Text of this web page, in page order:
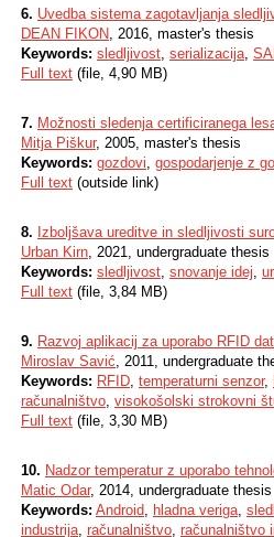
6. Uvedba sistema zagotavljanja
DEAN FIKON, 2016, master's thesis
Keywords: sledljivost, serializacija,
Full text (file, 4,90 MB)
7. Možnosti sledenja certificiranega
Mitja Piškur, 2005, master's thesis
Keywords: gozdovi, gospodarjenje z
Full text (outside link)
8. Izboljšava ureditve in sledljivosti
Urban Kirn, 2021, undergraduate thesis
Keywords: sledljivost, snovanje idej,
Full text (file, 3,84 MB)
9. Razvoj aplikacij za uporabo RFID
Miroslav Savić, 2011, undergraduate
Keywords: RFID, temperaturni senzor,
računalništvo, visokošolski strokovni
Full text (file, 3,30 MB)
10. Nadzor temperatur z uporabo
Matic Odar, 2014, undergraduate thesis
Keywords: Android, hladna veriga,
industrija, računalništvo, računalništvo